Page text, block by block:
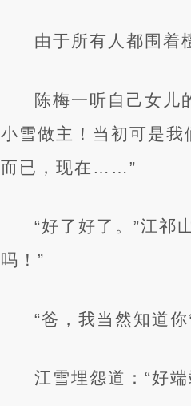
由于所有人都围着
陈梅一听自己女儿
小雪做主！当初可是
而已，现在……”
“好了好了。”江祁
吗！”
“爸，我当然知道
江雪埋怨道：“好